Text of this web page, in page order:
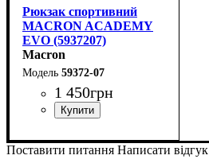
Рюкзак спортивний
MACRON ACADEMY
EVO (5937207)
Macron
59372-07
1 450грн
Поставити питання Написати відгук